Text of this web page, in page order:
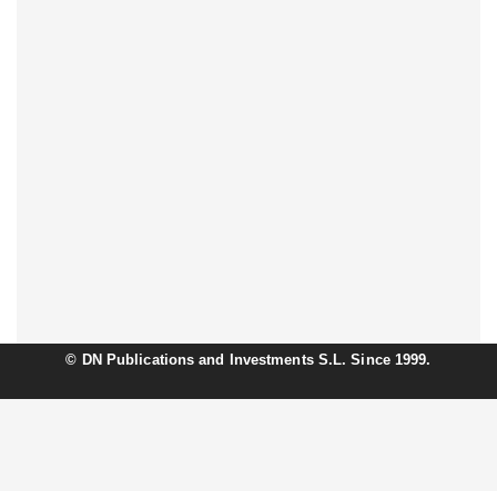
© DN Publications and Investments S.L. Since 1999.